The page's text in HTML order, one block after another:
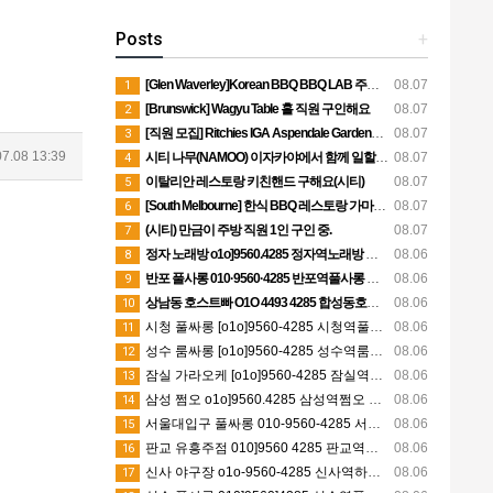
13:39
+
Posts
08.07
1
[Glen Waverley]Korean BBQ BBQ LAB 주방직원 모집
08.07
2
[Brunswick] Wagyu Table 홀 직원 구인해요
08.07
3
[직원 모집] Ritchies IGA Aspendale Gardens 스시 매장 캐주얼 직원 구인
08.07
4
시티 나무(NAMOO) 이자카야에서 함께 일할 직원구합니다.
08.07
5
이탈리안 레스토랑 키친핸드 구해요(시티)
08.07
6
[South Melbourne] 한식 BBQ 레스토랑 가마솥｜주방 직원 모집｜스폰 가능
08.07
7
(시티) 만금이 주방 직원 1인 구인 중.
08.06
8
정자 노래방 o1o]9560.4285 정자역노래방 분당노래방 서현노래방 정자셔츠룸 시세문의
08.06
9
반포 풀사롱 010·9560·4285 반포역풀사롱 신반포풀사롱 방배동풀사롱 반포한강풀사롱 예약문의
08.06
10
상남동 호스트빠 O1O 4493 4285 합성동호스트빠 봉곡동호스트빠 용호동호스트빠 팔용동호스트빠 할인문의
08.06
11
시청 풀싸롱 [o1o]9560-4285 시청역풀싸롱 서소문동풀싸롱 명동풀싸롱 무교동풀싸롱 추천
08.06
12
성수 룸싸롱 [o1o]9560-4285 성수역룸싸롱 뚝섬룸싸롱 성수동룸싸롱 성수쓰리노 실시간문의
08.06
13
잠실 가라오케 [o1o]9560-4285 잠실역가라오케 석촌동가라오케 올림픽공원가라오케 송파구가라오케 시세문의
08.06
14
삼성 쩜오 o1o]9560.4285 삼성역쩜오 삼성동쩜오 코엑스쩜오 대치동쩜오 할인문의
08.06
15
서울대입구 풀싸롱 010-9560-4285 서울대입구역풀싸롱 관악구풀싸롱 보라매풀싸롱 낙성대풀싸롱 평일문의
08.06
16
판교 유흥주점 010]9560 4285 판교역유흥주점 정자유흥주점 분당유흥주점 판교하이퍼블릭 평일문의
08.06
17
신사 야구장 o1o-9560-4285 신사역하이퍼블릭 압구정하이퍼블릭 가로수길하이퍼블릭 신사미러룸 할인문의